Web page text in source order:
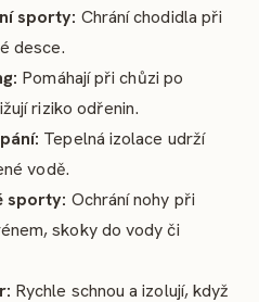
sporty: Chrání chodidla při
desce.
Pomáhají při chůzi po
riziko odřenin.
Tepelná izolace udrží
vodě.
sporty: Ochrání nohy při
skoky do vody či
Rychle schnou a izolují, když